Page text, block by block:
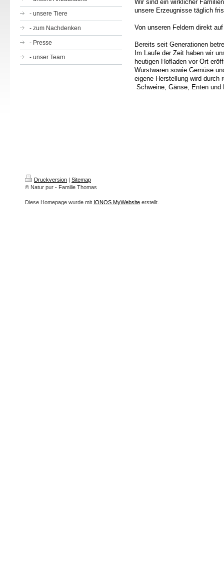
- unsere Tiere
- zum Nachdenken
- Presse
- unser Team
Wir sind ein wirklicher
unsere Erzeugnisse täglich
Von unseren Feldern direkt
Bereits seit Generationen
Im Laufe der Zeit haben wir
heutigen Hofladen vor Ort
Wurstwaren sowie Gemüse
eigene Herstellung wird durch
Schweine, Gänse, Enten
Druckversion | Sitemap
© Natur pur - Familie Thomas
Diese Homepage wurde mit IONOS MyWebsite erstellt.